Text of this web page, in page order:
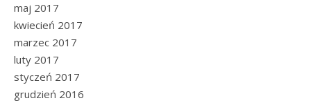
maj 2017
kwiecień 2017
marzec 2017
luty 2017
styczeń 2017
grudzień 2016